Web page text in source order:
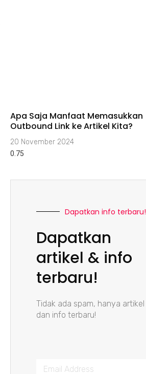
Apa Saja Manfaat Memasukkan
Outbound Link ke Artikel Kita?
20 November 2024
Dapatkan info terbaru!
Dapatkan
artikel & info
terbaru!
Tidak ada spam, hanya artikel
dan info terbaru!